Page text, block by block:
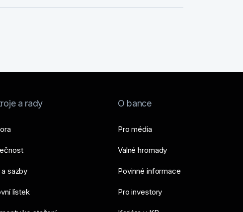
a rady
sazby
lístek
O bance
Pro média
Valné hromady
Povinné informace
Pro investory